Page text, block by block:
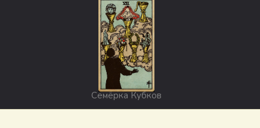
Семёрка Кубков